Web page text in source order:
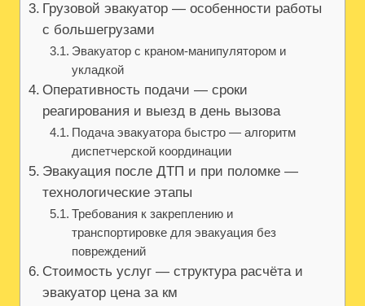
Грузовой эвакуатор — особенности работы
с большегрузами
Эвакуатор с краном-манипулятором и
укладкой
Оперативность подачи — сроки
реагирования и выезд в день вызова
Подача эвакуатора быстро — алгоритм
диспетчерской координации
Эвакуация после ДТП и при поломке —
технологические этапы
Требования к закреплению и
транспортировке для эвакуация без
повреждений
Стоимость услуг — структура расчёта и
эвакуатор цена за км